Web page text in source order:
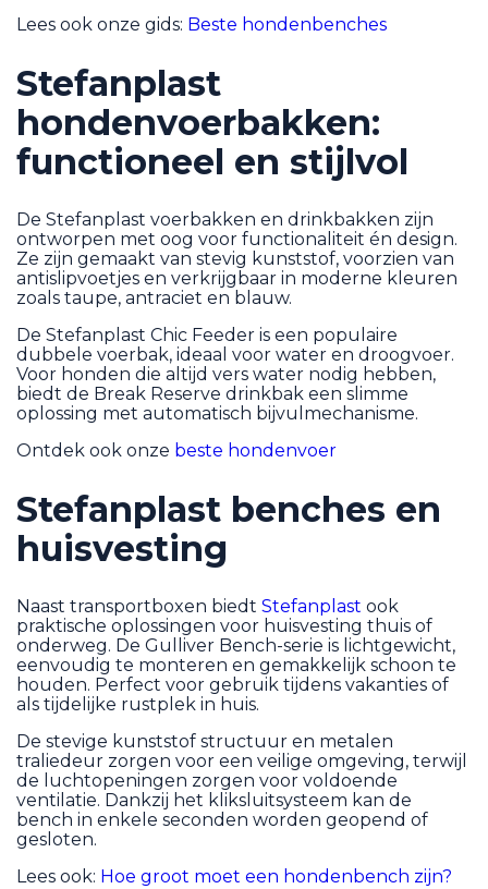
Lees ook onze gids: Beste hondenbenches
Stefanplast
hondenvoerbakken:
functioneel en stijlvol
De Stefanplast voerbakken en drinkbakken zijn
ontworpen met oog voor functionaliteit én design.
Ze zijn gemaakt van stevig kunststof, voorzien van
antislipvoetjes en verkrijgbaar in moderne kleuren
zoals taupe, antraciet en blauw.
De Stefanplast Chic Feeder is een populaire
dubbele voerbak, ideaal voor water en droogvoer.
Voor honden die altijd vers water nodig hebben,
biedt de Break Reserve drinkbak een slimme
oplossing met automatisch bijvulmechanisme.
Ontdek ook onze beste hondenvoer
Stefanplast benches en
huisvesting
Naast transportboxen biedt Stefanplast ook
praktische oplossingen voor huisvesting thuis of
onderweg. De Gulliver Bench-serie is lichtgewicht,
eenvoudig te monteren en gemakkelijk schoon te
houden. Perfect voor gebruik tijdens vakanties of
als tijdelijke rustplek in huis.
De stevige kunststof structuur en metalen
traliedeur zorgen voor een veilige omgeving, terwijl
de luchtopeningen zorgen voor voldoende
ventilatie. Dankzij het kliksluitsysteem kan de
bench in enkele seconden worden geopend of
gesloten.
Lees ook: Hoe groot moet een hondenbench zijn?